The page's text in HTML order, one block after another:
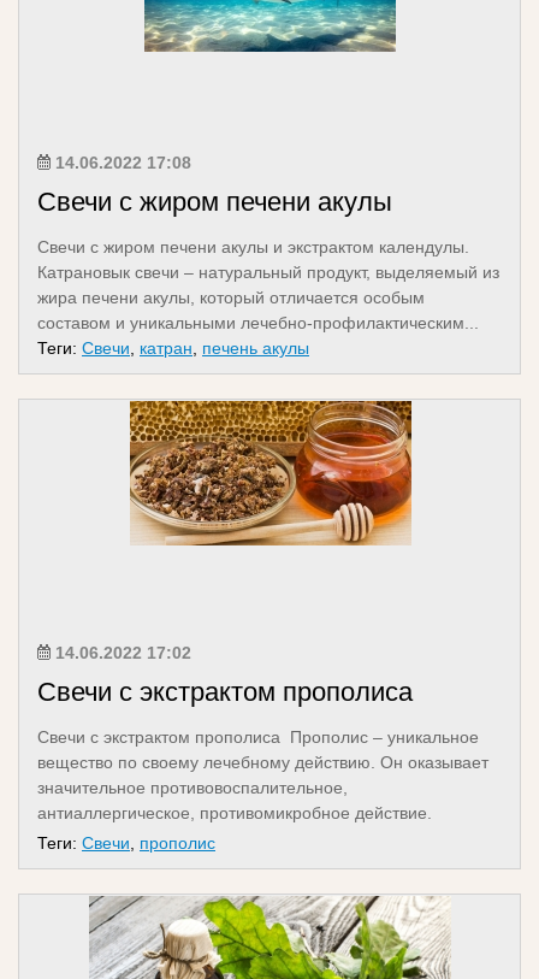
14.06.2022 17:08
Свечи с жиром печени акулы
Свечи с жиром печени акулы и экстрактом календулы.
Катрановык свечи – натуральный продукт, выделяемый из
жира печени акулы, который отличается особым
составом и уникальными лечебно-профилактическим...
Теги: Свечи катран печень акулы
14.06.2022 17:02
Свечи с экстрактом прополиса
Свечи с экстрактом прополиса Прополис – уникальное
вещество по своему лечебному действию. Он оказывает
значительное противовоспалительное,
антиаллергическое, противомикробное действие.
Обезбо...
Теги: Свечи прополис